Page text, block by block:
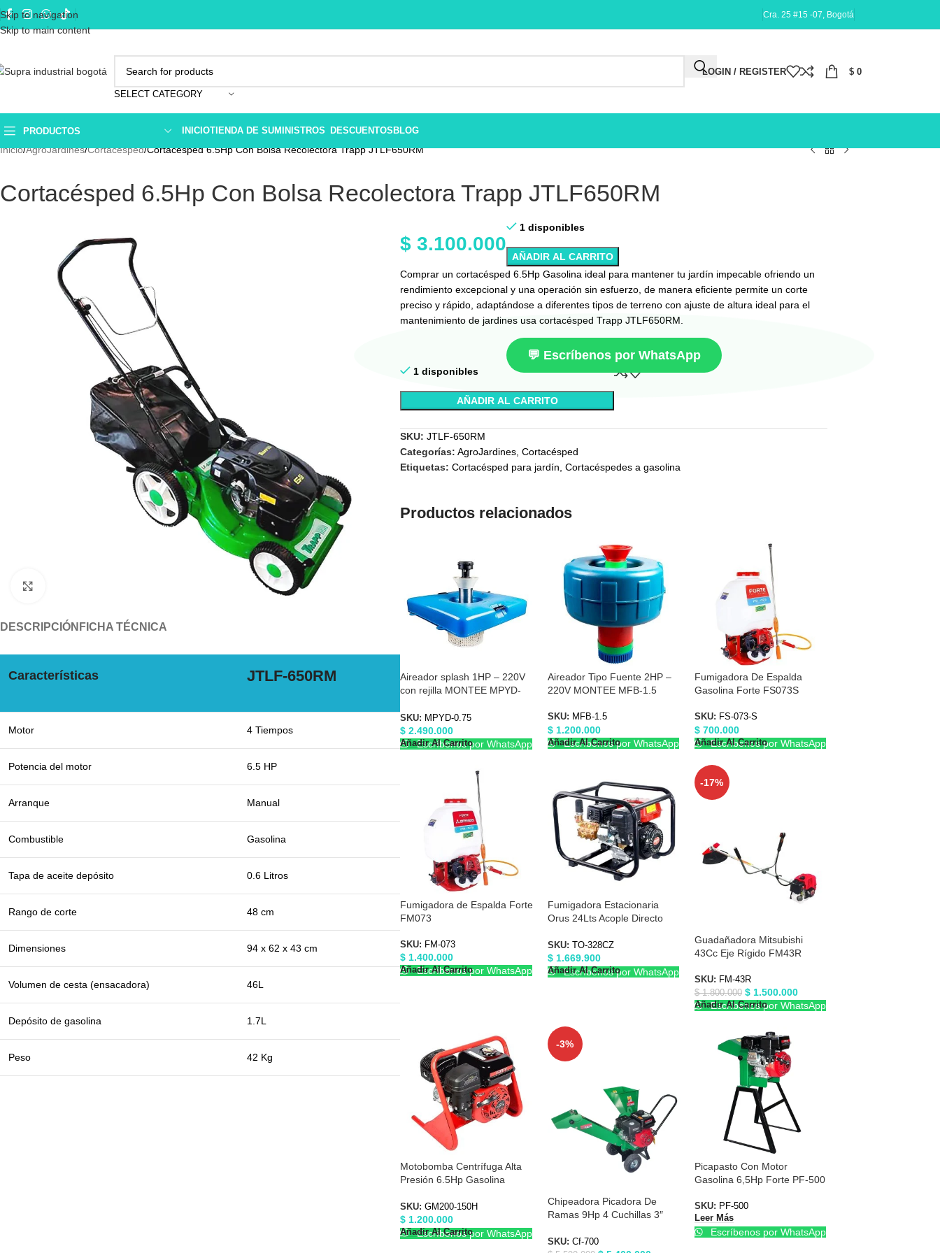
Skip to navigation
Skip to main content
Cra. 25 #15 -07, Bogotá
SELECT CATEGORY
LOGIN / REGISTER $ 0
PRODUCTOS INICIOTIENDA DE SUMINISTROS DESCUENTOS BLOG
Inicio AgroJardines Cortacésped Cortacésped 6.5Hp Con Bolsa Recolectora Trapp JTLF650RM
Cortacésped 6.5Hp Con Bolsa Recolectora Trapp JTLF650RM
DESCRIPCIÓN FICHA TÉCNICA
Características JTLF-650RM
Motor 4 Tiempos
Potencia del motor 6.5 HP
Arranque Manual
Combustible Gasolina
Tapa de aceite depósito 0.6 Litros
Rango de corte 48 cm
Dimensiones 94 x 62 x 43 cm
Volumen de cesta (ensacadora) 46L
Depósito de gasolina 1.7L
Peso 42 Kg
$ 3.100.000
1 disponibles
AÑADIR AL CARRITO
Comprar un cortacésped 6.5Hp Gasolina ideal para mantener tu jardín impecable ofriendo un
rendimiento excepcional y una operación sin esfuerzo, de manera eficiente permite un corte
preciso y rápido, adaptándose a diferentes tipos de terreno con ajuste de altura ideal para el
mantenimiento de jardines usa cortacésped Trapp JTLF650RM.
💬 Escríbenos por WhatsApp
1 disponibles
AÑADIR AL CARRITO
SKU:JTLF-650RM
Categorías: AgroJardines Cortacésped
Etiquetas: Cortacésped para jardín Cortacéspedes a gasolina
Productos relacionados
Aireador splash 1HP – 220V
con rejilla MONTEE MPYD-
SKU: MPYD-0.75
$ 2.490.000
Añadir Al Carrito
Escríbenos por WhatsApp
Aireador Tipo Fuente 2HP –
220V MONTEE MFB-1.5
SKU: MFB-1.5
$1.200.000
Añadir Al Carrito
Escríbenos por WhatsApp
Fumigadora De Espalda
Gasolina Forte FS073S
SKU: FS-073-S
$700.000
Añadir Al Carrito
Escríbenos por WhatsApp
Fumigadora de Espalda Forte
FM073
SKU: FM-073
$ 1.400.000
Añadir Al Carrito
Escríbenos por WhatsApp
Fumigadora Estacionaria
Orus 24Lts Acople Directo
SKU: TO-328CZ
$1.669.900
Añadir Al Carrito
Escríbenos por WhatsApp
-17%
Guadañadora Mitsubishi
43Cc Eje Rígido FM43R
SKU: FM-43R
$1.800.000 $1.500.000
Añadir Al Carrito
Escríbenos por WhatsApp
Motobomba Centrífuga Alta
Presión 6.5Hp Gasolina
SKU:GM200-150H
$ 1.200.000
Añadir Al Carrito
Escríbenos por WhatsApp
-3%
Chipeadora Picadora De
Ramas 9Hp 4 Cuchillas 3″
SKU: Cf-700
Picapasto Con Motor
Gasolina 6,5Hp Forte PF-500
SKU: PF-500
Leer Más
Escríbenos por WhatsApp